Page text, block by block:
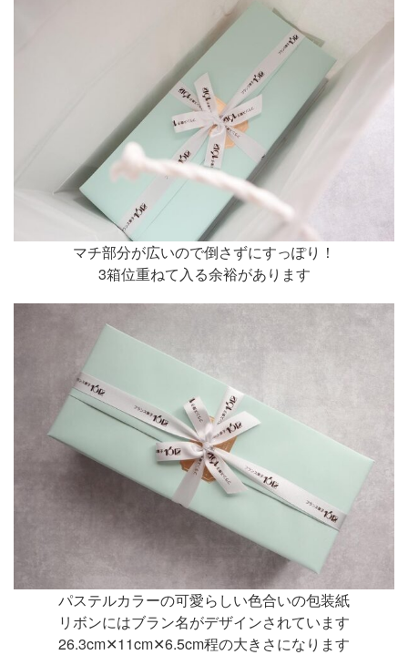
マチ部分が広いので倒さずにすっぽり！
3箱位重ねて入る余裕があります
パステルカラーの可愛らしい色合いの包装紙
リボンにはブラン名がデザインされています
26.3cm✕11cm✕6.5cm程の大きさになります